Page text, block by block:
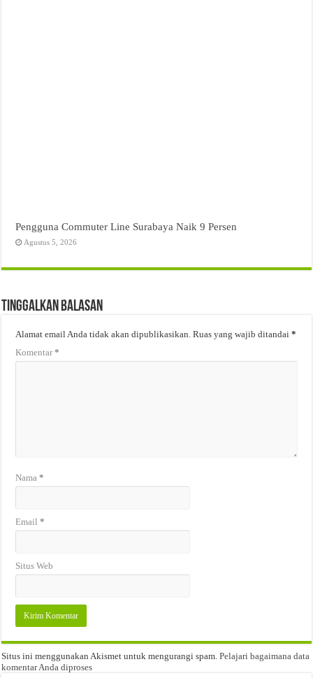
Pengguna Commuter Line Surabaya Naik 9 Persen
Agustus 5, 2026
Tinggalkan Balasan
Alamat email Anda tidak akan dipublikasikan. Ruas yang wajib ditandai*
Komentar*
Nama*
Email*
Situs Web
Situs ini menggunakan Akismet untuk mengurangi spam.Pelajari bagaimana data
komentar Anda diproses